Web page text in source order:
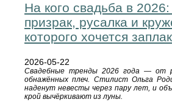
На кого свадьба в
призрак, русалка и
которого хочется
2026-05-22
Свадебные тренды 2026 года — от
обнажённых плеч. Стилист Ольга
наденут невесты через пару лет, и
крой вычёркивают из луны.